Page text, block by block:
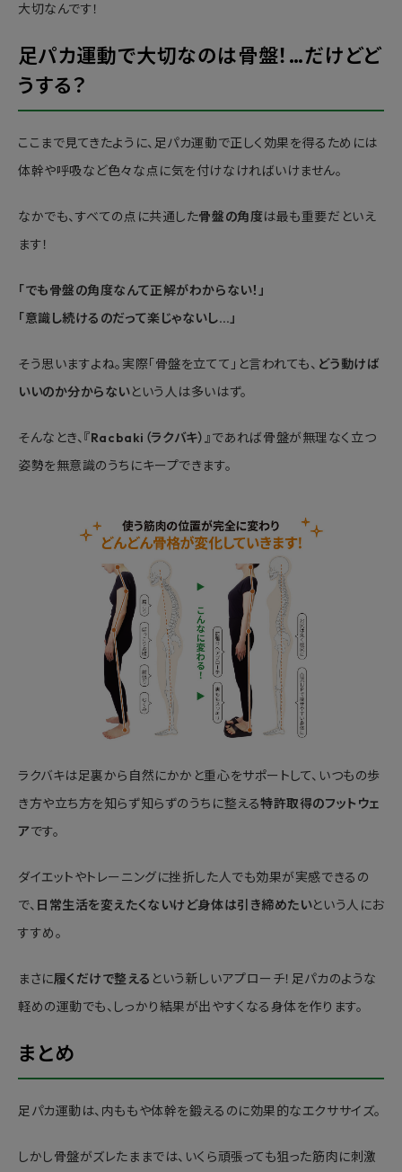
大切なんです！
足パカ運動で大切なのは骨盤！…だけどど
うする？
ここまで見てきたように、足パカ運動で正しく効果を得るためには
体幹や呼吸など色々な点に気を付けなければいけません。
なかでも、すべての点に共通した骨盤の角度は最も重要だといえ
ます！
「でも骨盤の角度なんて正解がわからない！」
「意識し続けるのだって楽じゃないし…」
そう思いますよね。実際「骨盤を立てて」と言われても、 どう動けば
いいのか分からないという人は多いはず。
そんなとき、『Racbaki（ラクバキ）』であれば骨盤が無理なく立つ
姿勢を無意識のうちにキープできます。
ラクバキは足裏から自然にかかと重心をサポートして、いつもの歩
き方や立ち方を知らず知らずのうちに整える特許取得のフットウェ
アです。
ダイエットやトレーニングに挫折した人でも効果が実感できるの
で、 日常生活を変えたくないけど身体は引き締めたいという人にお
すすめ。
まさに履くだけで整える という新しいアプローチ！足パカのような
軽めの運動でも、しっかり結果が出やすくなる身体を作ります。
まとめ
足パカ運動は、内ももや体幹を鍛えるのに効果的なエクササイズ。
しかし骨盤がズレたままでは、いくら頑張っても狙った筋肉に刺激